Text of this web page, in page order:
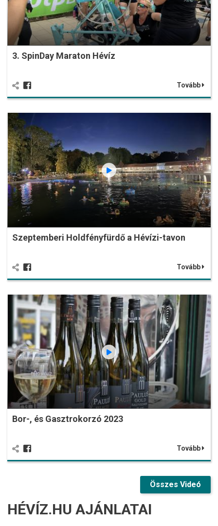
3. SpinDay Maraton Hévíz
Tovább
Szeptemberi Holdfényfürdő a Hévízi-tavon
Tovább
Bor-, és Gasztrokorzó 2023
Tovább
Összes Videó
HÉVÍZ.HU AJÁNLATAI